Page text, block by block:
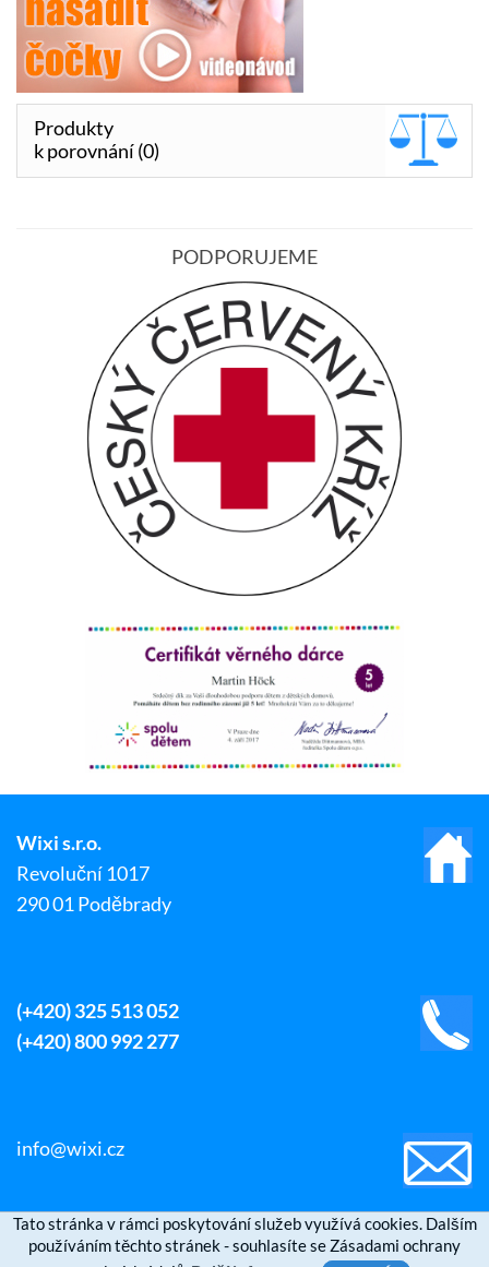
Produkty
k porovnání (0)
PODPORUJEME
Wixi s.r.o.
Revoluční 1017
290 01 Poděbrady
(+420) 325 513 052
(+420) 800 992 277
info@wixi.cz
Tato stránka v rámci poskytování služeb využívá cookies. Dalším
používáním těchto stránek - souhlasíte se Zásadami ochrany